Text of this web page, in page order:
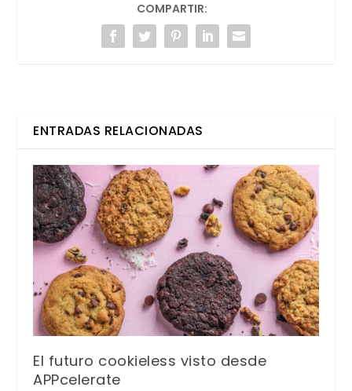
COMPARTIR:
ENTRADAS RELACIONADAS
El futuro cookieless visto desde
APPcelerate